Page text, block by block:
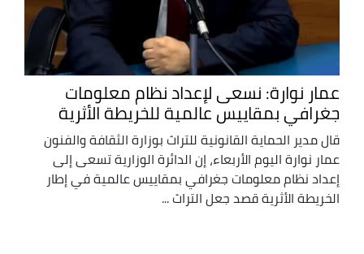
عمار نوارة: نسعى لإعداد نظام معلومات
جغرافي بمقاييس عالمية للخريطة الأثرية
قال مدير الحماية القانونية للتراث بوزارة الثقافة والفنون
عمار نوارة اليوم الأربعاء، إن الدائرة الوزارية تسعى إلى
إعداد نظام معلومات جغرافي بمقاييس عالمية في إطار
الخريطة الأثرية قصد جعل التراث ...